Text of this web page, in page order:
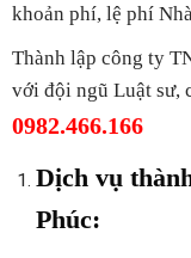
khoản phí, lệ phí
Thành lập công ty
với đội ngũ Luật sư,
0982.466.166
Dịch vụ
Phúc: